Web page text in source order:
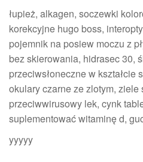
łupież, alkagen, soczewki
korekcyjne hugo boss,
pojemnik na posiew moczu z
bez skierowania, hidrasec 30,
przeciwsłoneczne w kształcie
okulary czarne ze zlotym, ziele
przeciwwirusowy lek, cynk
suplementować witaminę d,
yyyyy